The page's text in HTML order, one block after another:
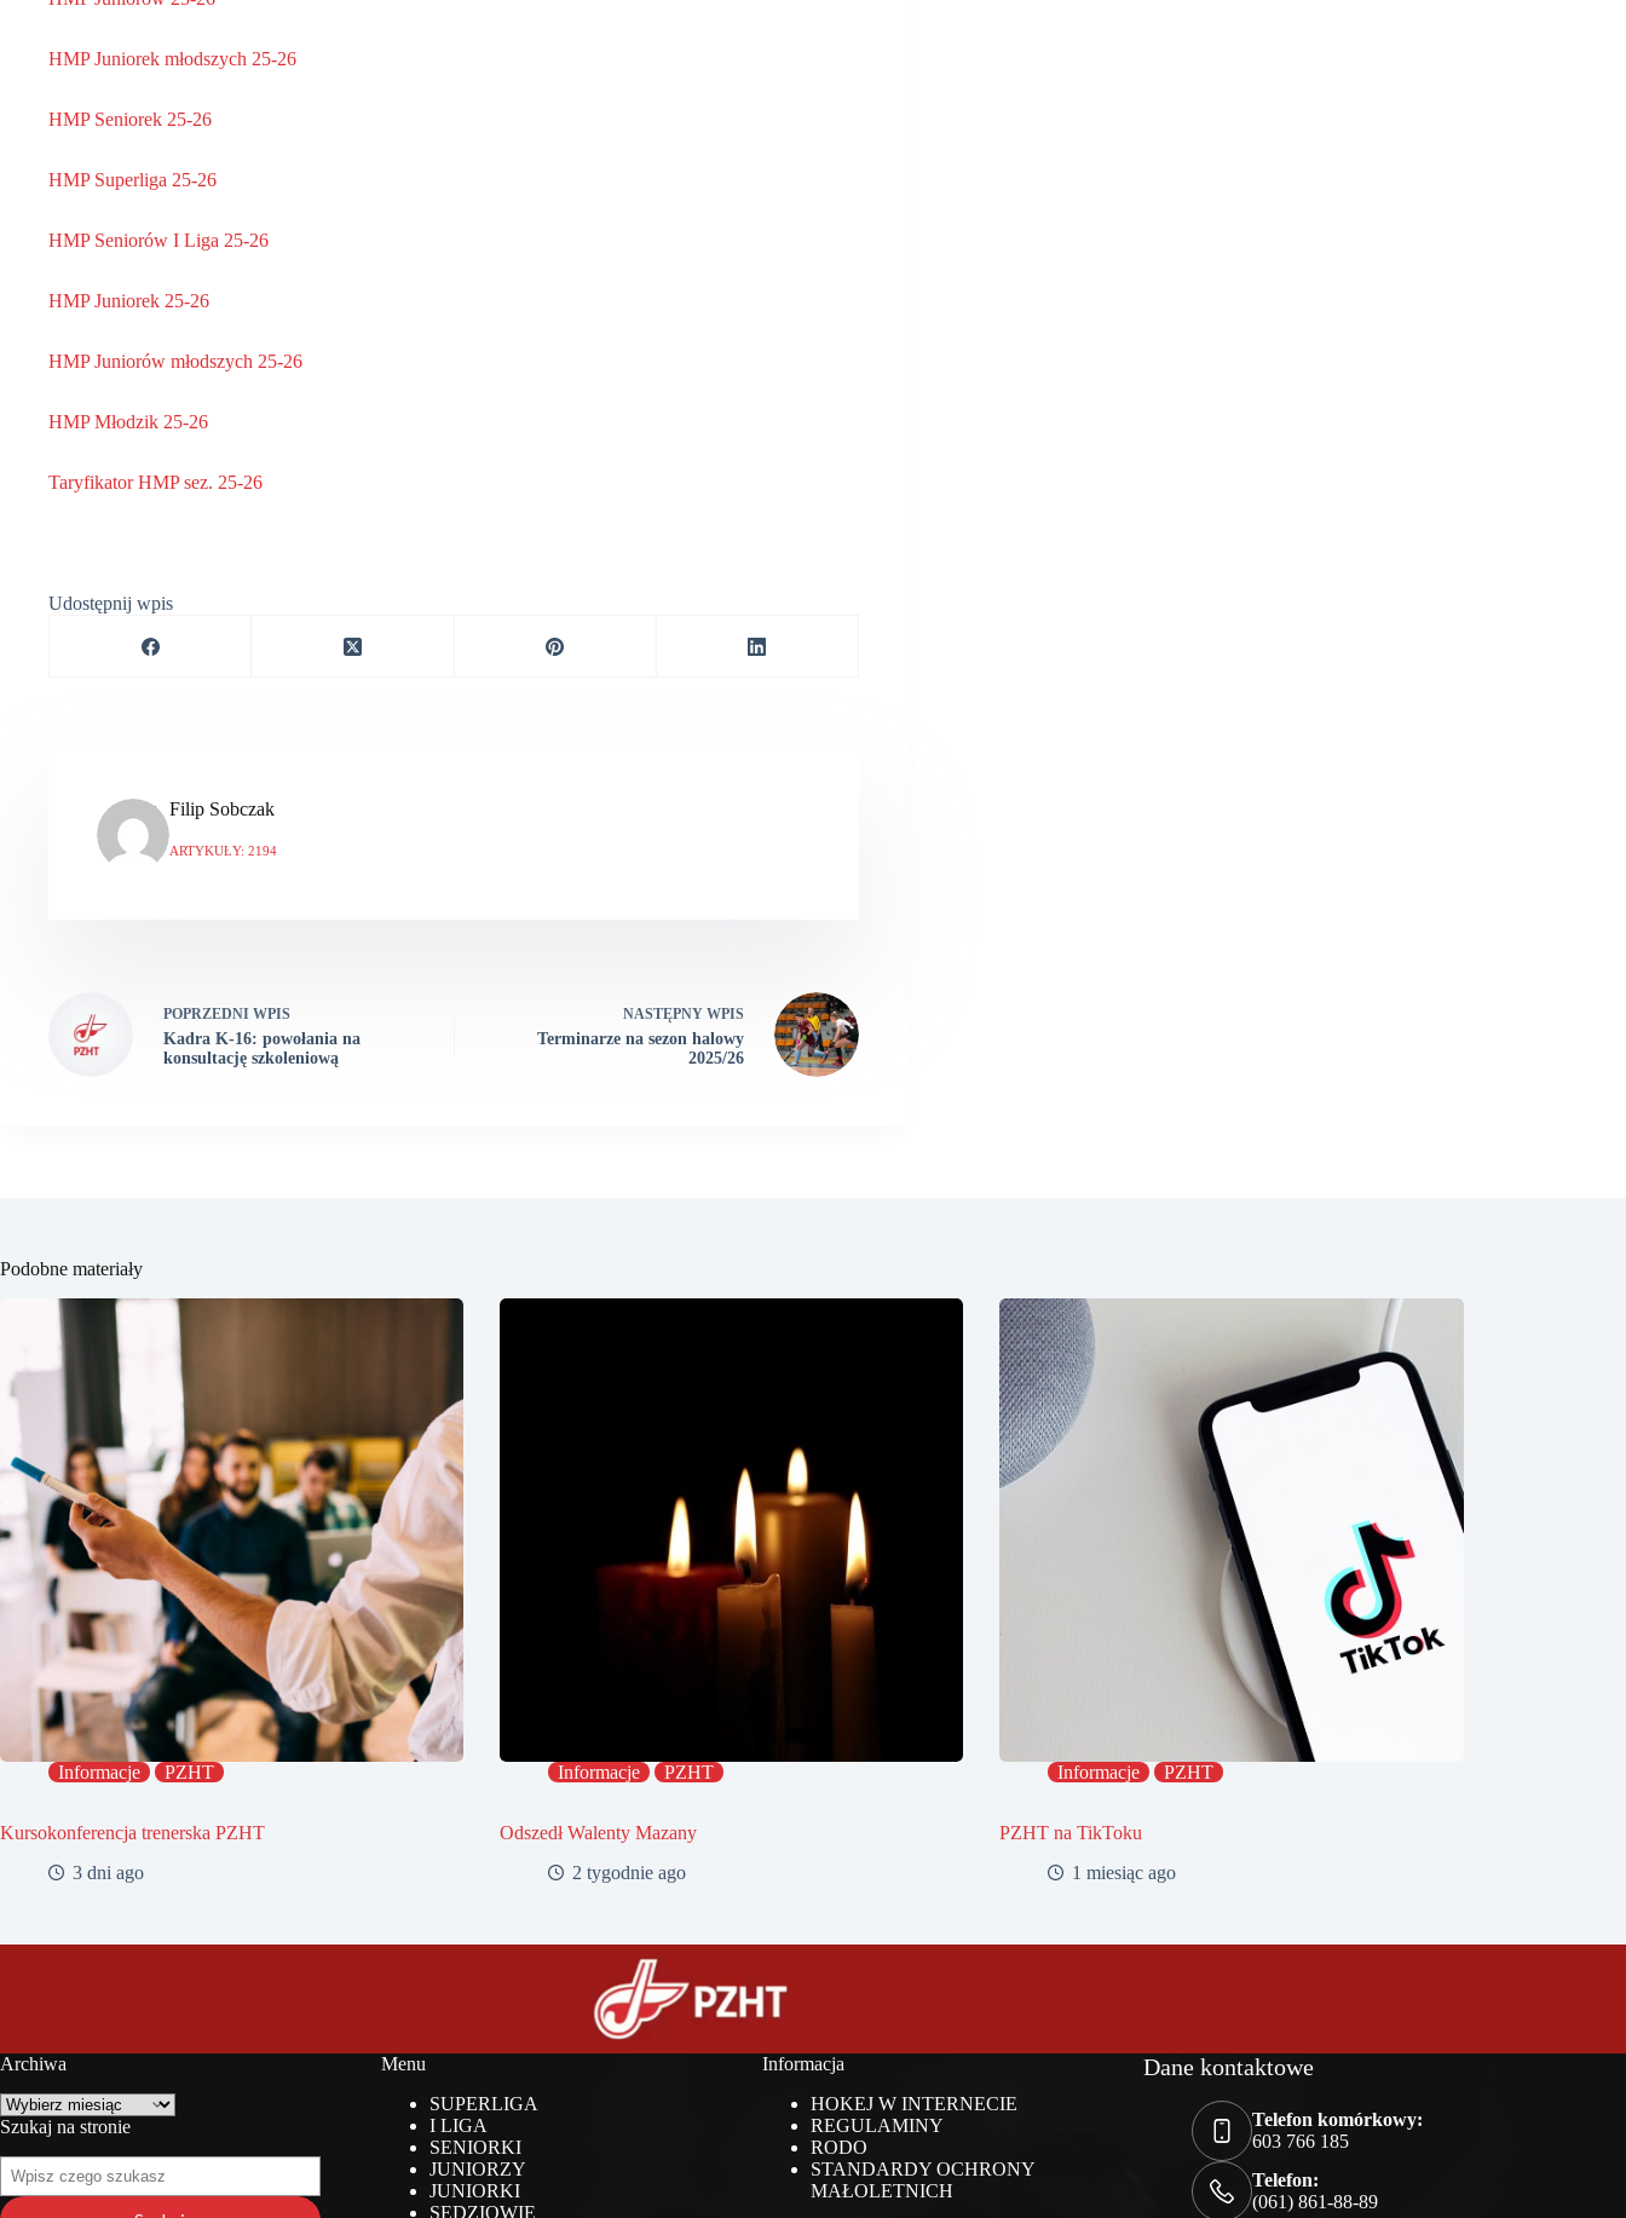
HMP Juniorek młodszych 25-26
HMP Seniorek 25-26
HMP Superliga 25-26
HMP Seniorów I Liga 25-26
HMP Juniorek 25-26
HMP Juniorów młodszych 25-26
HMP Młodzik 25-26
Taryfikator HMP sez. 25-26
Udostępnij wpis
Filip Sobczak
ARTYKUŁY: 2194
POPRZEDNI WPIS
Kadra K-16: powołania na
konsultację szkoleniową
NASTĘPNY WPIS
Terminarze na sezon halowy
2025/26
Podobne materiały
Informacje PZHT
Kursokonferencja trenerska PZHT
3 dni ago
Informacje PZHT
Odszedł Walenty Mazany
2 tygodnie ago
Informacje PZHT
PZHT na TikToku
1 miesiąc ago
Archiwa
Archiwa
Szukaj na stronie
na
stronie
Menu
SUPERLIGA
I LIGA
SENIORKI
JUNIORZY
JUNIORKI
SĘDZIOWIE
Informacja
HOKEJ W INTERNECIE
REGULAMINY
RODO
STANDARDY OCHRONY
MAŁOLETNICH
Dane kontaktowe
Telefon komórkowy:
603 766 185
Telefon:
(061) 861-88-89